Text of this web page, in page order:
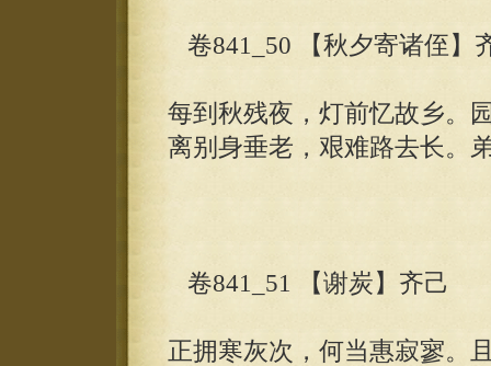
卷841_50 【秋夕寄诸侄】
每到秋残夜，灯前忆故乡。
离别身垂老，艰难路去长。
卷841_51 【谢炭】齐己
正拥寒灰次，何当惠寂寥。